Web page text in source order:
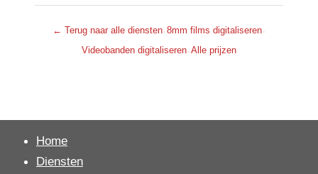
← Terug naar alle diensten· 8mm films digitaliseren·
Videobanden digitaliseren· Alle prijzen
Home
Diensten